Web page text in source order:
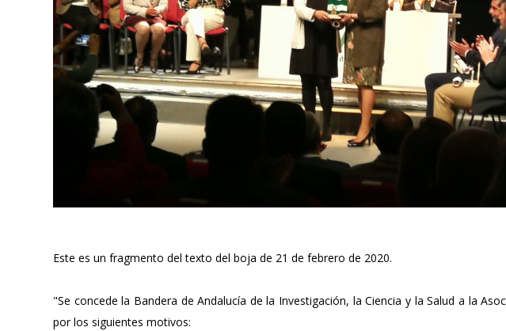
Este es un fragmento del texto del boja de 21 de febrero de 2020.
"Se concede la Bandera de Andalucía de la Investigación, la Ciencia y la Salud a la
por los siguientes motivos: